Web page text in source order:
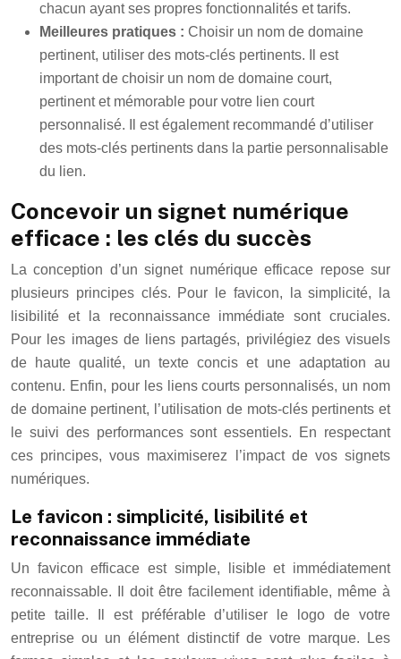
chacun ayant ses propres fonctionnalités et tarifs.
Meilleures pratiques : Choisir un nom de domaine
pertinent, utiliser des mots-clés pertinents. Il est
important de choisir un nom de domaine court,
pertinent et mémorable pour votre lien court
personnalisé. Il est également recommandé d’utiliser
des mots-clés pertinents dans la partie personnalisable
du lien.
Concevoir un signet numérique
efficace : les clés du succès
La conception d’un signet numérique efficace repose sur
plusieurs principes clés. Pour le favicon, la simplicité, la
lisibilité et la reconnaissance immédiate sont cruciales.
Pour les images de liens partagés, privilégiez des visuels
de haute qualité, un texte concis et une adaptation au
contenu. Enfin, pour les liens courts personnalisés, un nom
de domaine pertinent, l’utilisation de mots-clés pertinents et
le suivi des performances sont essentiels. En respectant
ces principes, vous maximiserez l’impact de vos signets
numériques.
Le favicon : simplicité, lisibilité et
reconnaissance immédiate
Un favicon efficace est simple, lisible et immédiatement
reconnaissable. Il doit être facilement identifiable, même à
petite taille. Il est préférable d’utiliser le logo de votre
entreprise ou un élément distinctif de votre marque. Les